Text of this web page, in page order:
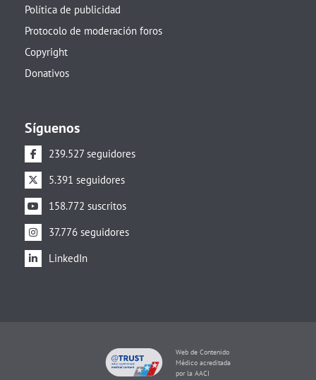
Política de publicidad
Protocolo de moderación foros
Copyright
Donativos
Síguenos
239.527 seguidores
5.391 seguidores
158.772 suscritos
37.776 seguidores
LinkedIn
Web de Contenido
Médico acreditada
por la AACI